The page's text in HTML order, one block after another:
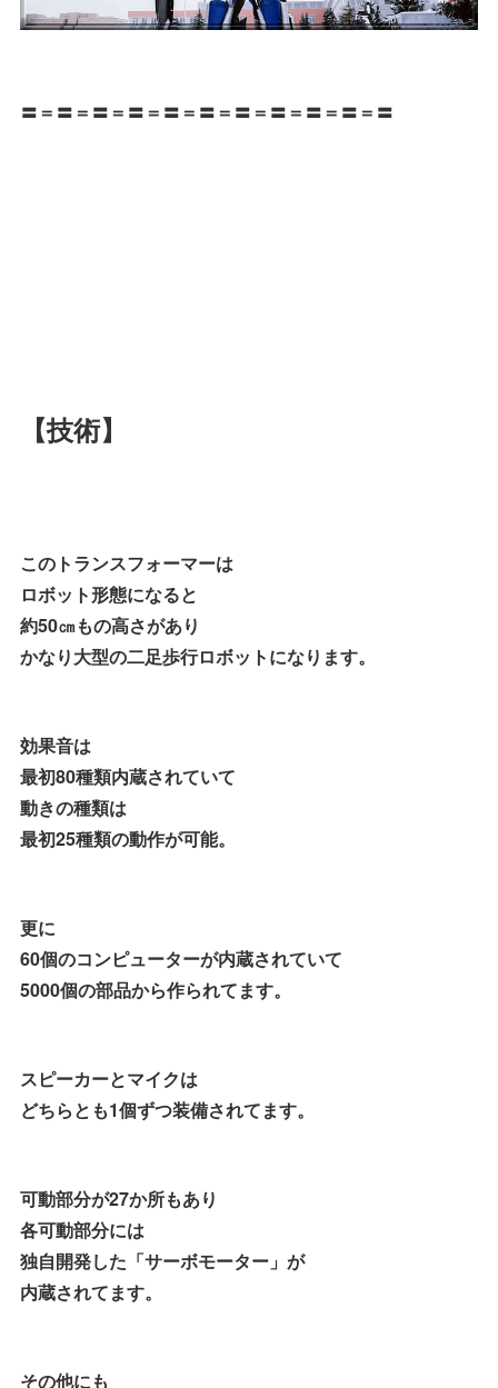
〓＝〓＝〓＝〓＝〓＝〓＝〓＝〓＝〓＝〓＝〓
【技術】
このトランスフォーマーは
ロボット形態になると
約50㎝もの高さがあり
かなり大型の二足歩行ロボットになります。
効果音は
最初80種類内蔵されていて
動きの種類は
最初25種類の動作が可能。
更に
60個のコンピューターが内蔵されていて
5000個の部品から作られてます。
スピーカーとマイクは
どちらとも1個ずつ装備されてます。
可動部分が27か所もあり
各可動部分には
独自開発した「サーボモーター」が
内蔵されてます。
その他にも